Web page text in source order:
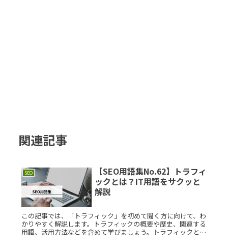
関連記事
SEO
【SEO用語集No.62】トラフィ
ックとは？IT用語をサクッと
解説
この記事では、「トラフィック」を初めて聞く方に向けて、わ
かりやすく解説します。トラフィックの概要や歴史、関連する
用語、活用方法などを含めて学びましょう。トラフィックと